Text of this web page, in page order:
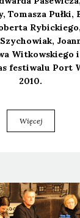
Toma­sza Puł­ki,
Wit­kow­skie­go
festi­wa­lu Port
2010.
Więcej